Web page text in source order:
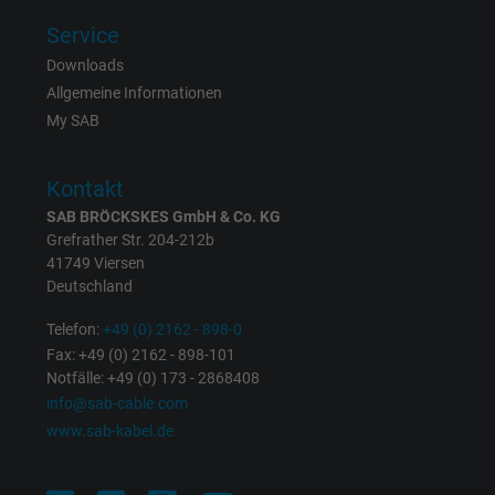
Zweck
Anzeigenausrichtung und
Anbieter Facebook Ireland Ltd.
Laufzeit
Zweck
Anzeigenausrichtung und
Name pl, Facebook Pixel
Service
Downloads
Allgemeine Informationen
My SAB
Kontakt
SAB BRÖCKSKES GmbH & Co. KG
Grefrather Str. 204-212b
41749 Viersen
Deutschland
Telefon:+49 (0) 2162 - 898-0
Fax: +49 (0) 2162 - 898-101
Notfälle: +49 (0) 173 - 2868408
info@sab-cable.com
www.sab-kabel.de